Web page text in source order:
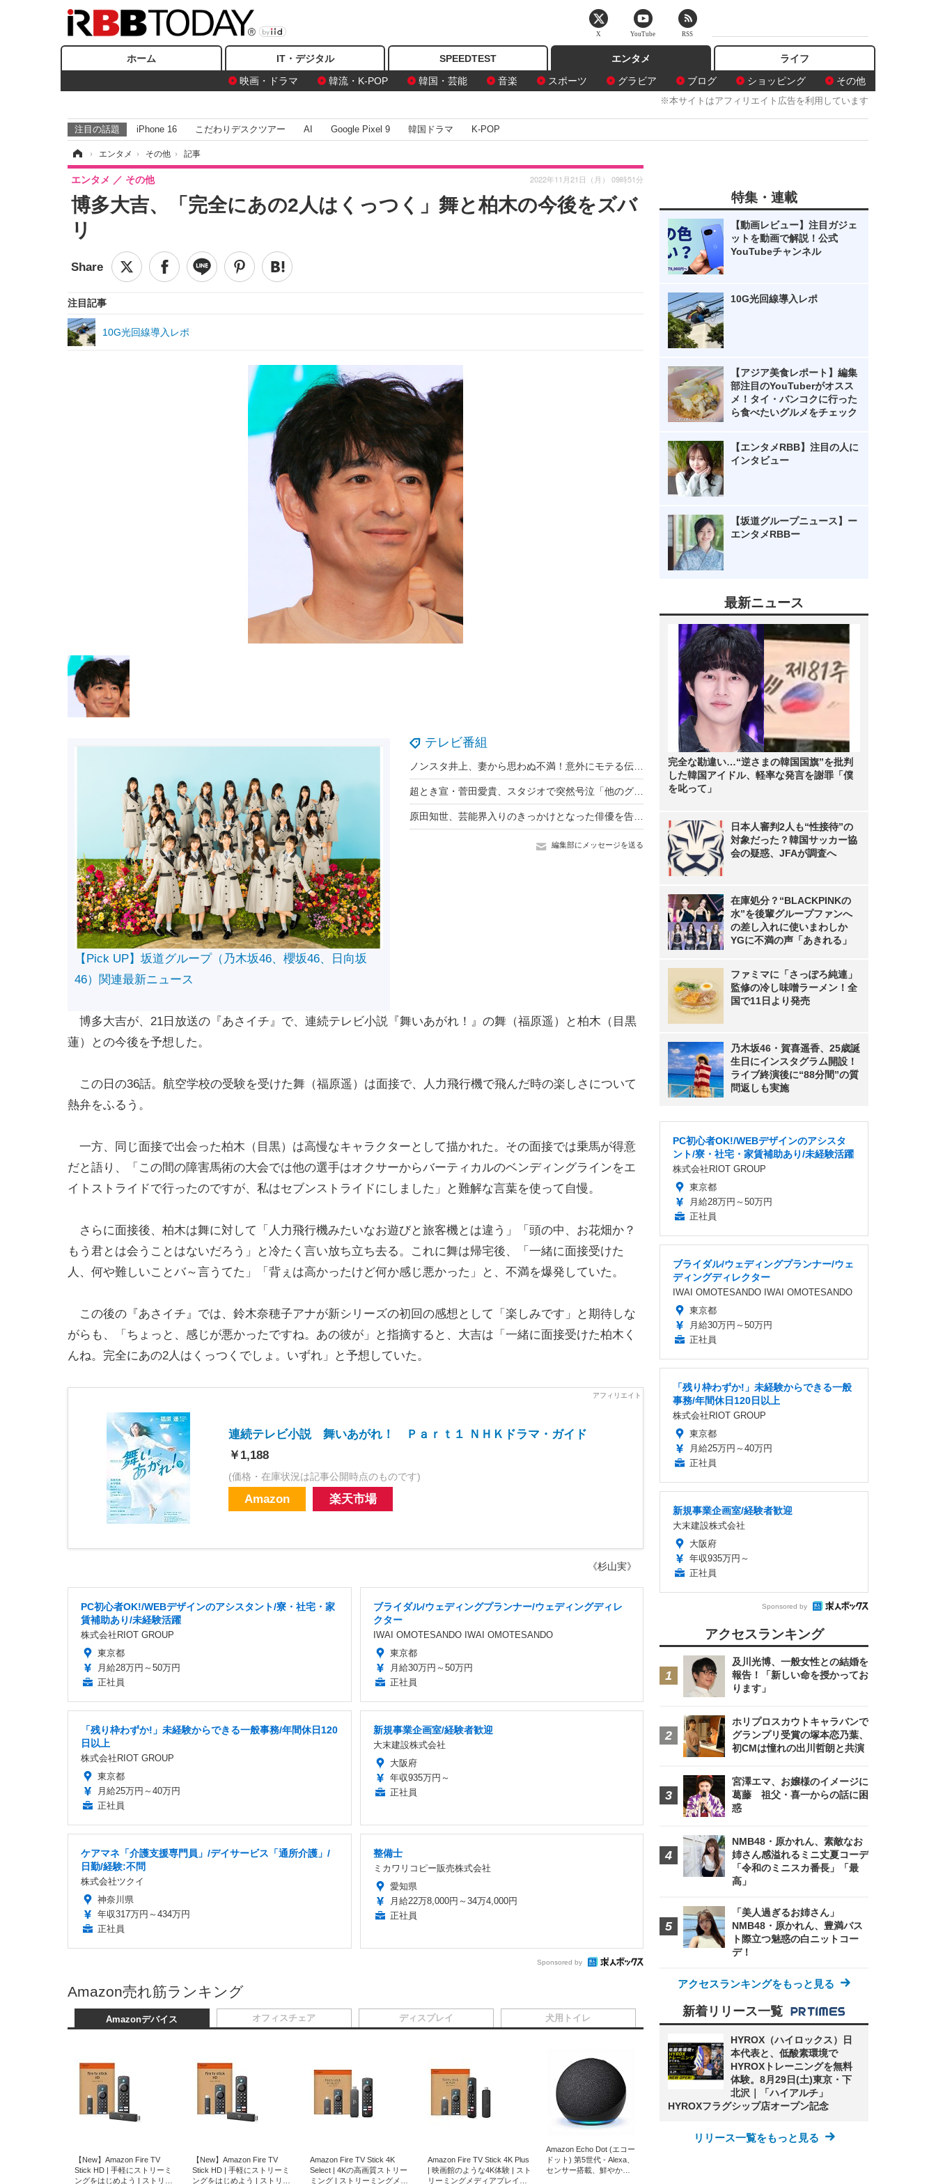
ホーム IT・デジタル SPEEDTEST
エンタメ
映画・ドラマ
韓流・K-POP 韓国・芸能 音楽 スポーツ グラビア ブログ ショッピング その他
ライフ
※本サイトはアフィリエイト広告を利用しています
注目の話題 iPhone 16 こだわりデスクツアー AI Google Pixel 9 韓国ドラマ K-POP
› エンタメ › その他 › 記事
博多大吉、「完全にあの2人はくっつく」舞と柏木の今後をズバ
リ
エンタメ その他 2022年11月21日（月） 09時51分
注目記事
10G光回線導入レポ
テレビ番組
編集部にメッセージを送る
【Pick UP】坂道グループ（乃木坂46、櫻坂46、日向坂
46）関連最新ニュース
博多大吉が、21日放送の『あさイチ』で、連続テレビ小説『舞いあがれ！』の舞（福原遥）と柏木（目黒
蓮）との今後を予想した。
この日の36話。航空学校の受験を受けた舞（福原遥）は面接で、人力飛行機で飛んだ時の楽しさについて
熱弁をふるう。
一方、同じ面接で出会った柏木（目黒）は高慢なキャラクターとして描かれた。その面接では乗馬が得意
だと語り、「この間の障害馬術の大会では他の選手はオクサーからバーティカルのベンディングラインをエ
イトストライドで行ったのですが、私はセブンストライドにしました」と難解な言葉を使って自慢。
さらに面接後、柏木は舞に対して「人力飛行機みたいなお遊びと旅客機とは違う」「頭の中、お花畑か？
もう君とは会うことはないだろう」と冷たく言い放ち立ち去る。これに舞は帰宅後、「一緒に面接受けた
人、何や難しいことバ～言うてた」「背ぇは高かったけど何か感じ悪かった」と、不満を爆発していた。
この後の『あさイチ』では、鈴木奈穂子アナが新シリーズの初回の感想として「楽しみです」と期待しな
がらも、「ちょっと、感じが悪かったですね。あの彼が」と指摘すると、大吉は「一緒に面接受けた柏木く
んね。完全にあの2人はくっつくでしょ。いずれ」と予想していた。
連続テレビ小説 舞いあがれ！ Ｐａｒｔ１ ＮＨＫドラマ・ガイド
￥1,188
(価格・在庫状況は記事公開時点のものです)
Amazon 楽天市場
《杉山実》
PC初心者OK!/WEBデザインのアシスタント/寮・社宅・家
賃補助あり/未経験活躍
株式会社RIOT GROUP
東京都
月給28万円～50万円
正社員
ブライダル/ウェディングプランナー/ウェディングディレ
クター
IWAI OMOTESANDO IWAI OMOTESANDO
東京都
月給30万円～50万円
正社員
「残り枠わずか!」未経験からできる一般事務/年間休日120
日以上
株式会社RIOT GROUP
東京都
月給25万円～40万円
正社員
新規事業企画室/経験者歓迎
大末建設株式会社
大阪府
年収935万円～
正社員
ケアマネ「介護支援専門員」/デイサービス「通所介護」/
日勤/経験:不問
株式会社ツクイ
神奈川県
年収317万円～434万円
正社員
整備士
ミカワリコピー販売株式会社
愛知県
月給22万8,000円～34万4,000円
正社員
Sponsored by
Amazon売れ筋ランキング
Amazonデバイス
【New】Amazon Fire TV
Stick HD | 手軽にストリーミ
ングをはじめよう | ストリー
【New】Amazon Fire TV
Stick HD | 手軽にストリーミ
ングをはじめよう | ストリー
Amazon Fire TV Stick 4K
Select | 4Kの高画質ストリー
ミング | ストリーミングメデ
Amazon Fire TV Stick 4K Plus
| 映画館のような4K体験 | スト
リーミングメディアプレイヤ
Amazon Echo Dot (エコー
ドット) 第5世代 - Alexa、
センサー搭載、鮮やかな
オフィスチェア ディスプレイ 犬用トイレ
特集・連載
【動画レビュー】注目ガジェ
ットを動画で解説！公式
YouTubeチャンネル
10G光回線導入レポ
【アジア美食レポート】編集
部注目のYouTuberがオスス
メ！タイ・バンコクに行った
ら食べたいグルメをチェック
【エンタメRBB】注目の人に
インタビュー
【坂道グループニュース】ー
エンタメRBBー
最新ニュース
完全な勘違い…“逆さまの韓国国旗”を批判
した韓国アイドル、軽率な発言を謝罪「僕
を叱って」
日本人審判2人も“性接待”の
対象だった？韓国サッカー協
会の疑惑、JFAが調査へ
在庫処分？“BLACKPINKの
水”を後輩グループファンへ
の差し入れに使いまわしか
YGに不満の声「あきれる」
ファミマに「さっぽろ純連」
監修の冷し味噌ラーメン！全
国で11日より発売
乃木坂46・賀喜遥香、25歳誕
生日にインスタグラム開設！
ライブ終演後に“88分間”の質
問返しも実施
PC初心者OK!/WEBデザインのアシスタ
ント/寮・社宅・家賃補助あり/未経験活躍
株式会社RIOT GROUP
東京都
月給28万円～50万円
正社員
ブライダル/ウェディングプランナー/ウェ
ディングディレクター
IWAI OMOTESANDO IWAI OMOTESANDO
東京都
月給30万円～50万円
正社員
「残り枠わずか!」未経験からできる一般
事務/年間休日120日以上
株式会社RIOT GROUP
東京都
月給25万円～40万円
正社員
新規事業企画室/経験者歓迎
大末建設株式会社
大阪府
年収935万円～
正社員
Sponsored by
アクセスランキング
及川光博、一般女性との結婚を
報告！「新しい命を授かってお
ります」
ホリプロスカウトキャラバンで
グランプリ受賞の塚本恋乃葉、
初CMは憧れの出川哲朗と共演
宮澤エマ、お嬢様のイメージに
葛藤 祖父・喜一からの話に困
惑
NMB48・原かれん、素敵なお
姉さん感溢れるミニ丈夏コーデ
「令和のミニスカ番長」「最
高」
「美人過ぎるお姉さん」
NMB48・原かれん、豊満バス
ト際立つ魅惑の白ニットコー
デ！
アクセスランキングをもっと見る
新着リリース一覧
HYROX（ハイロックス）日
本代表と、低酸素環境で
HYROXトレーニングを無料
体験。8月29日(土)東京・下
北沢｜「ハイアルチ」
HYROXフラグシップ店オープン記念
リリース一覧をもっと見る
X YouTube RSS